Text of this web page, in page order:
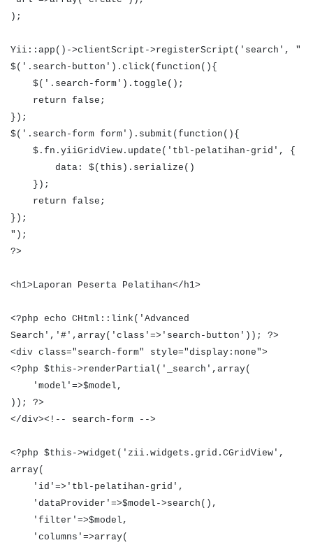
);
Yii::app()->clientScript->registerScript('search', "
$('.search-button').click(function(){
$('.search-form').toggle();
return false;
});
$('.search-form form').submit(function(){
$.fn.yiiGridView.update('tbl-pelatihan-grid', {
data: $(this).serialize()
});
return false;
});
");
?>
<h1>Laporan Peserta Pelatihan</h1>
<?php echo CHtml::link('Advanced
Search','#',array('class'=>'search-button')); ?>
<div class="search-form" style="display:none">
<?php $this->renderPartial('_search',array(
'model'=>$model,
)); ?>
</div><!-- search-form -->
<?php $this->widget('zii.widgets.grid.CGridView',
array(
'id'=>'tbl-pelatihan-grid',
'dataProvider'=>$model->search(),
'filter'=>$model,
'columns'=>array(